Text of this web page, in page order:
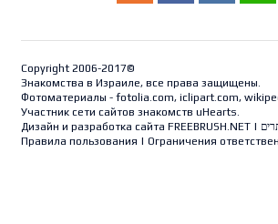
Copyright 2006-2017©
Знакомства в Израиле, все права защищены.
Фотоматериалы - fotolia.com, iclipart.com,
Участник сети сайтов знакомств uHearts.
Дизайн и разработка сайта FREEBRUSH.NET|
Правила пользования | Ограничения